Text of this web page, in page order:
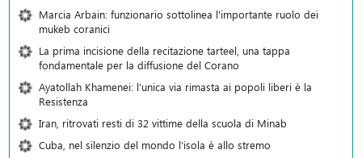
Marcia Arbain: funzionario sottolinea l'importante ruolo dei
mukeb coranici
La prima incisione della recitazione tarteel, una tappa
fondamentale per la diffusione del Corano
Ayatollah Khamenei: l’unica via rimasta ai popoli liberi è la
Resistenza
Iran, ritrovati resti di 32 vittime della scuola di Minab
Cuba, nel silenzio del mondo l’isola è allo stremo